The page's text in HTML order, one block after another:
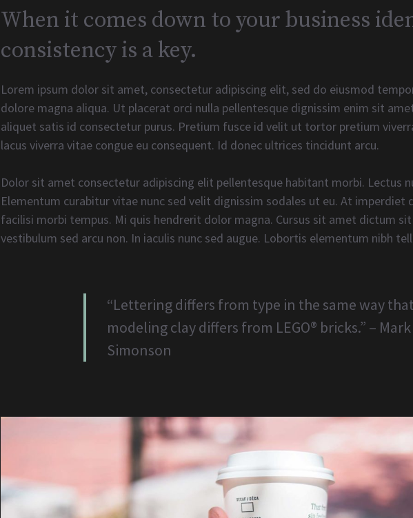
When it comes down to your business
consistency is a key.
Lorem ipsum dolor sit amet, consectetur adipiscing elit, sed do eiusmod
dolore magna aliqua. Ut placerat orci nulla pellentesque dignissim enim sit
aliquet satis id consectetur purus. Pretium fusce id velit ut tortor pretium
lacus viverra vitae congue eu consequent. Id donec ultrices tincidunt arcu.
Dolor sit amet consectetur adipiscing elit pellentesque habitant morbi. Lectus
Elementum curabitur vitae nunc sed velit dignissim sodales ut eu. At imperdiet
facilisi morbi tempus. Mi quis hendrerit dolor magna. Cursus sit amet dictum
vestibulum sed arcu non. In iaculis nunc sed augue. Lobortis elementum nibh
“Lettering differs from type in the same way that
modeling clay differs from LEGO® bricks.” – Mark
Simonson